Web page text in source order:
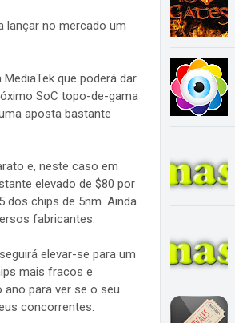
lançar no mercado um
que poderá dar
SoC topo-de-gama
aposta bastante
e, neste caso em
elevado de $80 por
dos chips de 5nm. Ainda
fabricantes.
elevar-se para um
mais fracos e
para ver se o seu
concorrentes.